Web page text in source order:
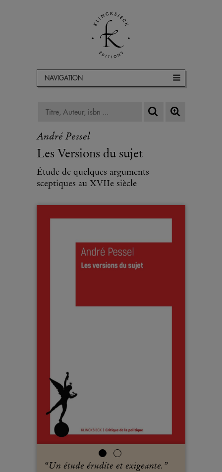
NAVIGATION
André Pessel
Les Versions du sujet
Étude de quelques arguments
sceptiques au XVIIe siècle
“Un étude érudite et exigeante. ”